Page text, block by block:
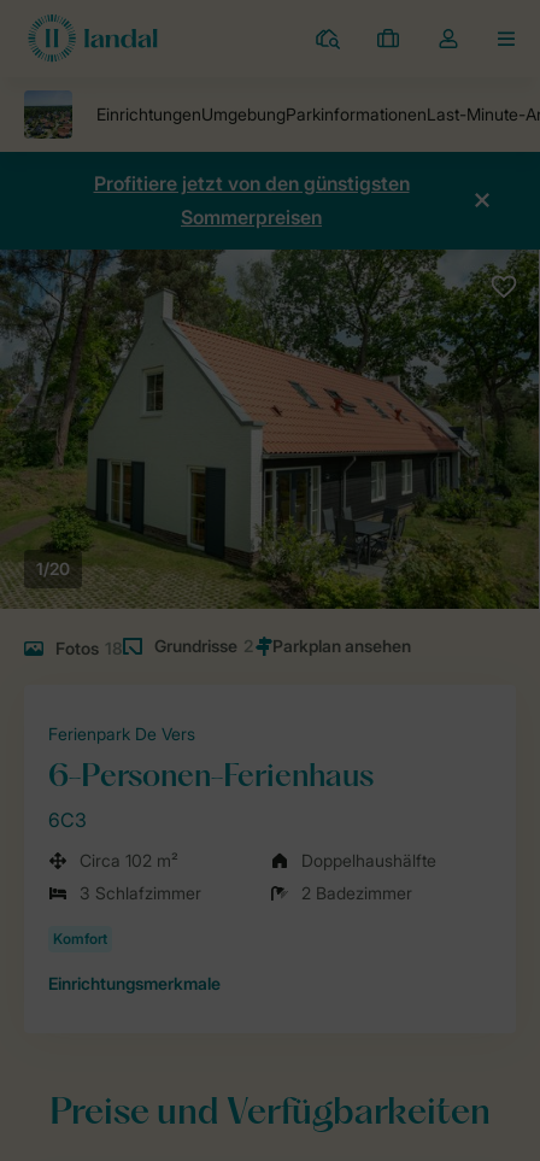
Ferienparks
Meine
Dropdown-
öffnen
Profitiere jetzt von den günstigsten
Sommerpreisen
1/20
Fotos 18 Grundrisse 2
Ferienpark De Vers
6-Personen-Ferienhaus
6C3
Circa 102 m²
Doppelhaushälfte
3 Schlafzimmer
2 Badezimmer
Einrichtungsmerkmale
Preise und Verfügbarkeiten